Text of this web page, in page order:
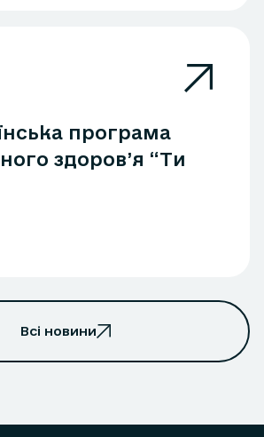
програма
здоров’я “Ти
Всі новини